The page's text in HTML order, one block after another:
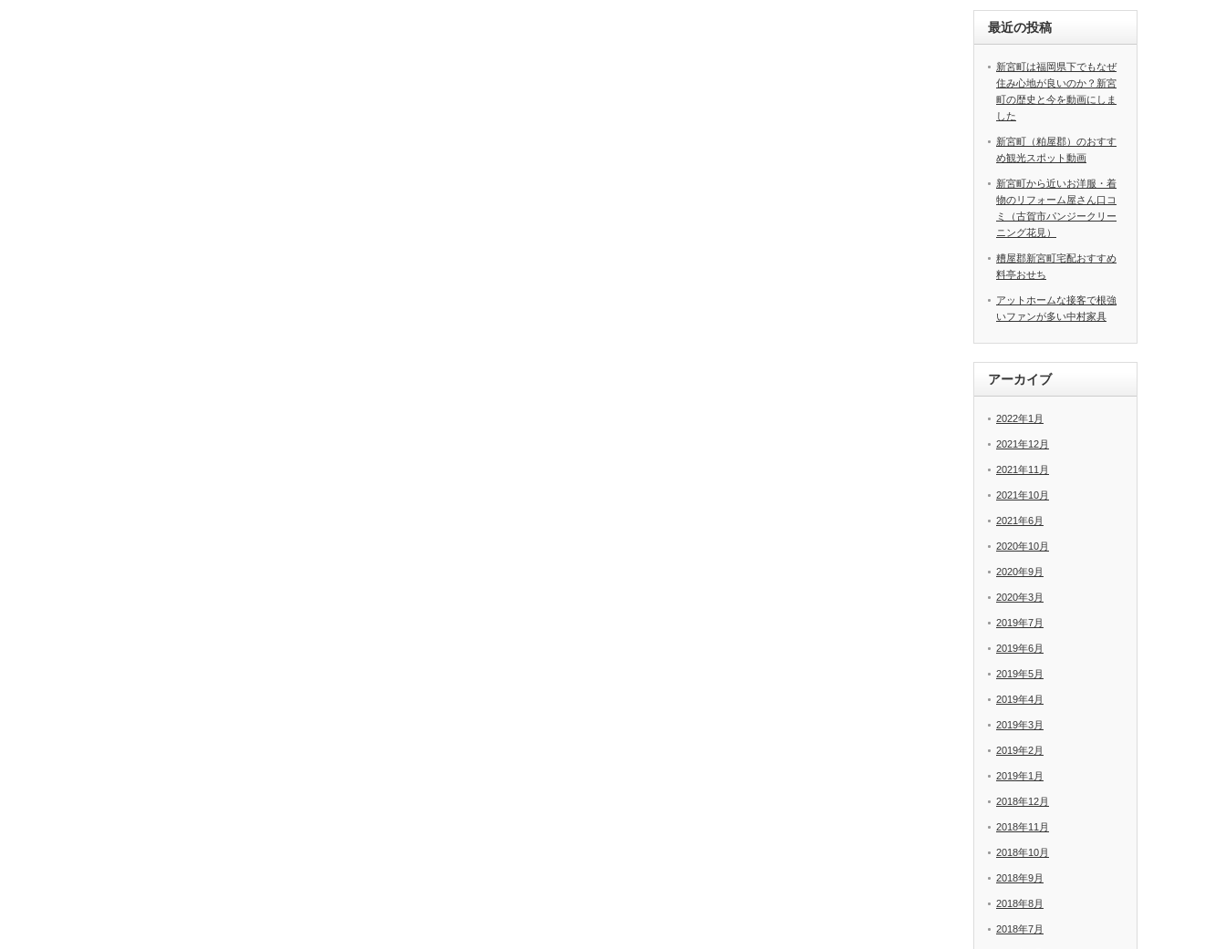
最近の投稿
新宮町は福岡県下でもなぜ
住み心地が良いのか？新宮
町の歴史と今を動画にしま
した
新宮町（粕屋郡）のおすす
め観光スポット動画
新宮町から近いお洋服・着
物のリフォーム屋さん口コ
ミ（古賀市パンジークリー
ニング花見）
糟屋郡新宮町宅配おすすめ
料亭おせち
アットホームな接客で根強
いファンが多い中村家具
アーカイブ
2022年1月
2021年12月
2021年11月
2021年10月
2021年6月
2020年10月
2020年9月
2020年3月
2019年7月
2019年6月
2019年5月
2019年4月
2019年3月
2019年2月
2019年1月
2018年12月
2018年11月
2018年10月
2018年9月
2018年8月
2018年7月